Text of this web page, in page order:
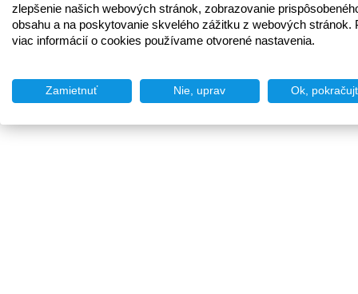
zlepšenie našich webových stránok, zobrazovanie
obsahu a na poskytovanie skvelého zážitku z webových stránok.
viac informácií o cookies používame otvorené nastavenia.
Zamietnuť Nie, uprav Ok,